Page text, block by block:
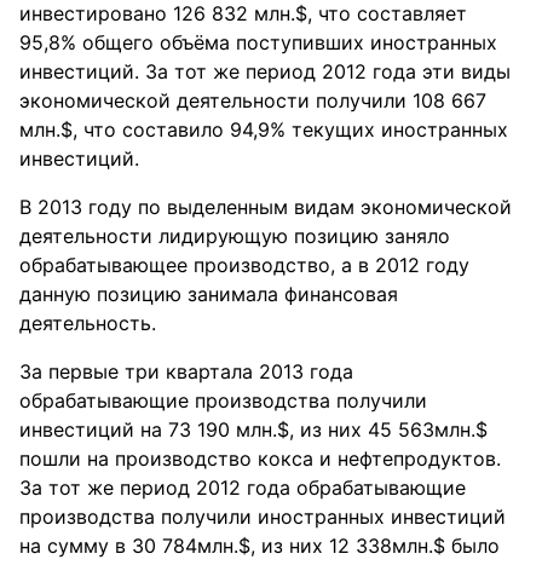
инвестировано 126 832 млн.$, что составляет
95,8% общего объёма поступивших иностранных
инвестиций. За тот же период 2012 года эти виды
экономической деятельности получили 108 667
млн.$, что составило 94,9% текущих иностранных
инвестиций.
В 2013 году по выделенным видам экономической
деятельности лидирующую позицию заняло
обрабатывающее производство, а в 2012 году
данную позицию занимала финансовая
деятельность.
За первые три квартала 2013 года
обрабатывающие производства получили
инвестиций на 73 190 млн.$, из них 45 563млн.$
пошли на производство кокса и нефтепродуктов.
За тот же период 2012 года обрабатывающие
производства получили иностранных инвестиций
на сумму в 30 784млн.$, из них 12 338млн.$ было